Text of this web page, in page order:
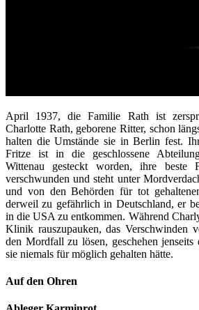
April 1937, die Familie Rath ist
Charlotte Rath, geborene Ritter, schon
halten die Umstände sie in Berlin fest.
Fritze ist in die geschlossene
Wittenau gesteckt worden, ihre beste
verschwunden und steht unter
und von den Behörden für tot
derweil zu gefährlich in Deutschland, er
in die USA zu entkommen. Während
Klinik rauszupauken, das Verschwinden
den Mordfall zu lösen, geschehen
sie niemals für möglich gehalten hätte.
Auf den Ohren